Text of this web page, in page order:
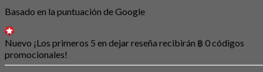
Basado en la puntuación de Google
Nuevo ¡Los primeros 5 en dejar reseña recibirán ฿ 0 códigos
promocionales!